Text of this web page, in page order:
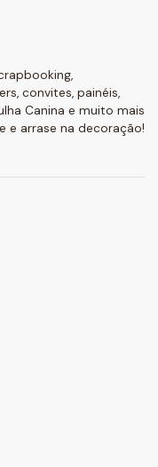
convites, painéis,
Canina e muito mais
e arrase na decoração!